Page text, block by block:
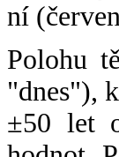
ní
Polohu
"dnes"),
±50 let